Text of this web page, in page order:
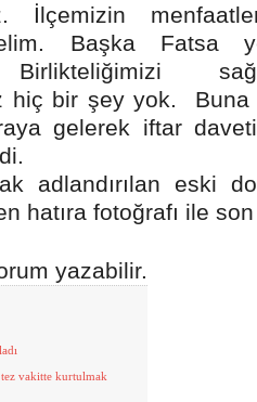
İlçemizin
Başka Fatsa
hiç bir şey yok. Buna
gelerek iftar
adlandırılan eski
hatıra fotoğrafı ile
yazabilir.
tez vakitte kurtulmak